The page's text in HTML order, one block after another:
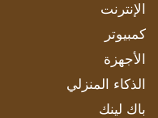
الإنترنت
كمبيوتر
الأجهزة
الذكاء المنزلي
باك لينك